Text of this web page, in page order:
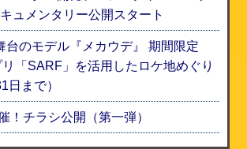
ュメンタリー公開スタート
台のモデル『メカウデ』 期間限定
リ「SARF」を活用したロケ地めぐり
日まで）
！チラシ公開（第一弾）